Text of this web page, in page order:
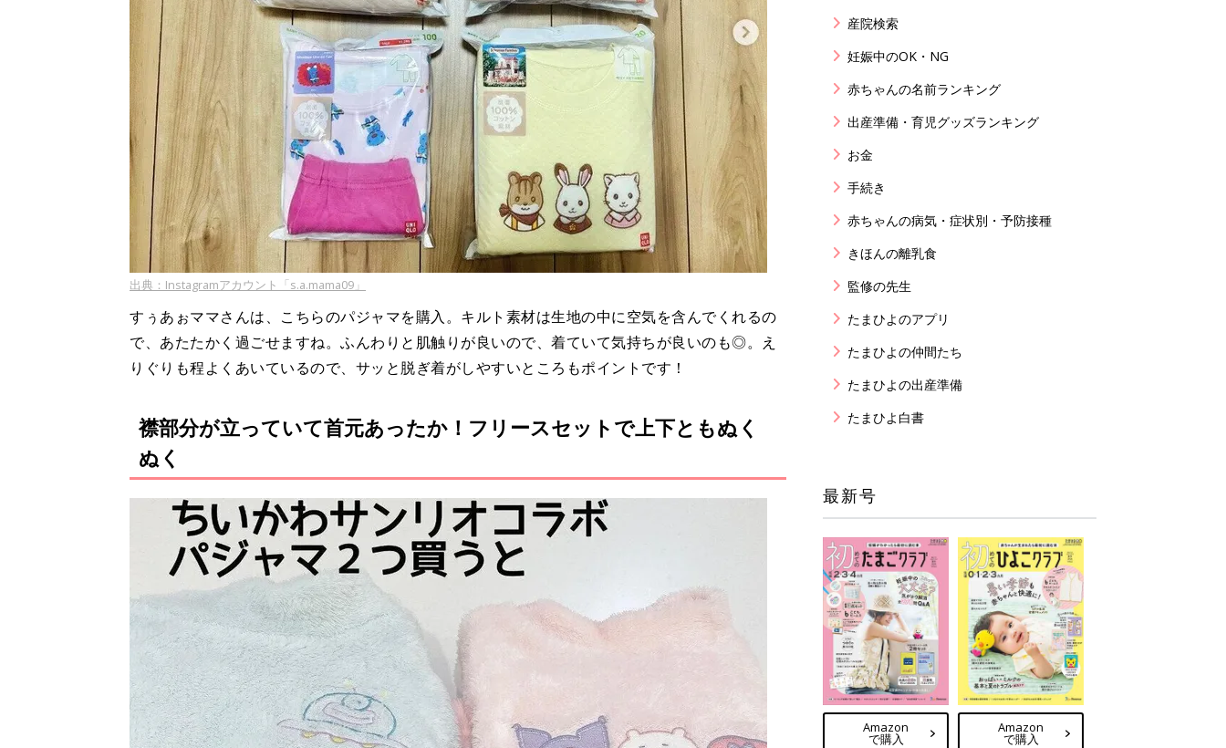
出典：Instagramアカウント「s.a.mama09」
すぅあぉママさんは、こちらのパジャマを購入。キルト素材は生地の中に空気を含んでくれるの
で、あたたかく過ごせますね。ふんわりと肌触りが良いので、着ていて気持ちが良いのも◎。え
りぐりも程よくあいているので、サッと脱ぎ着がしやすいところもポイントです！
襟部分が立っていて首元あったか！フリースセットで上下ともぬく
ぬく
産院検索
妊娠中のOK・NG
赤ちゃんの名前ランキング
出産準備・育児グッズランキング
お金
手続き
赤ちゃんの病気・症状別・予防接種
きほんの離乳食
監修の先生
たまひよのアプリ
たまひよの仲間たち
たまひよの出産準備
たまひよ白書
最新号
Amazon
で購入
Amazon
で購入